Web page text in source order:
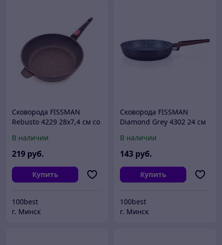
Cковорода FISSMAN
Rebusto 4229 28x7,4 см со
(алюминий с
антипригарным
покрытием)
В наличии
219 руб.
Купить
100best
г. Минск
Сковорода FISSMAN
Diamond Grey 4302 24 см
Минску
В наличии
143 руб.
Купить
100best
г. Минск